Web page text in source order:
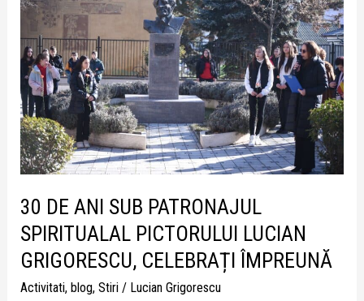
30 DE ANI SUB PATRONAJUL
SPIRITUALAL PICTORULUI LUCIAN
GRIGORESCU, CELEBRAȚI ÎMPREUNĂ
Activitati, blog, Stiri/ Lucian Grigorescu
ANI
PATRONAJUL
SPIRITUALAL
PICTORULUI
LUCIAN
GRIGORESCU,
CELEBRAȚI
ÎMPREUNĂ